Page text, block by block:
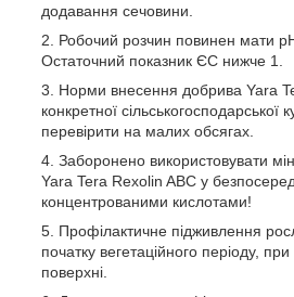
додавання сечовини.
Робочий розчин повинен мати
Остаточний показник ЄС нижче 1.
Норми внесення добрива Yara
конкретної сільськогосподарської
перевірити на малих обсягах.
Заборонено використовувати
Yara Tera Rexolin ABC у
концентрованими кислотами!
Профілактичне підживлення
початку вегетаційного періоду, при
поверхні.